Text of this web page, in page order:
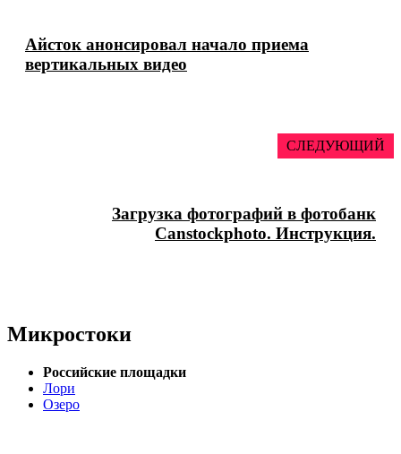
Айсток анонсировал начало приема
вертикальных видео
СЛЕДУЮЩИЙ
Загрузка фотографий в фотобанк
Canstockphoto. Инструкция.
Микростоки
Российские площадки
Лори
Озеро